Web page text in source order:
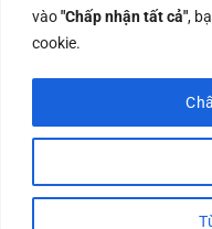
vào"Chấp nhận tất cả",
cookie.
Nội
Copyrights @2023 Nam